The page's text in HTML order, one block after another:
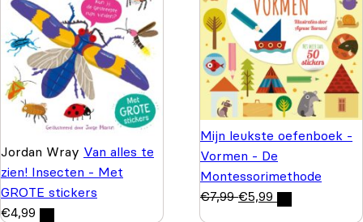
Jordan Wray Van alles te
zien! Insecten - Met
GROTE stickers
€4,99
Mijn leukste oefenboek -
Vormen - De
Montessorimethode
€7,99 €5,99